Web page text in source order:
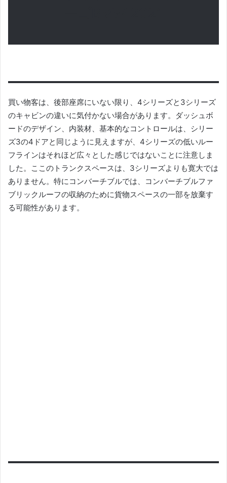
買い物客は、後部座席にいない限り、4シリーズと3シリーズ
のキャビンの違いに気付かない場合があります。
ダッシュボ
ードのデザイン、内装材、基本的なコントロールは、シリー
ズ3の4ドアと同じように見えますが、4シリーズの低いルー
フラインはそれほど広々とした感じではないことに注意しま
した。
ここのトランクスペースは、3シリーズよりも寛大では
ありません。特にコンバーチブルでは、コンバーチブルファ
ブリックルーフの収納のために貨物スペースの一部を放棄す
る可能性があります。